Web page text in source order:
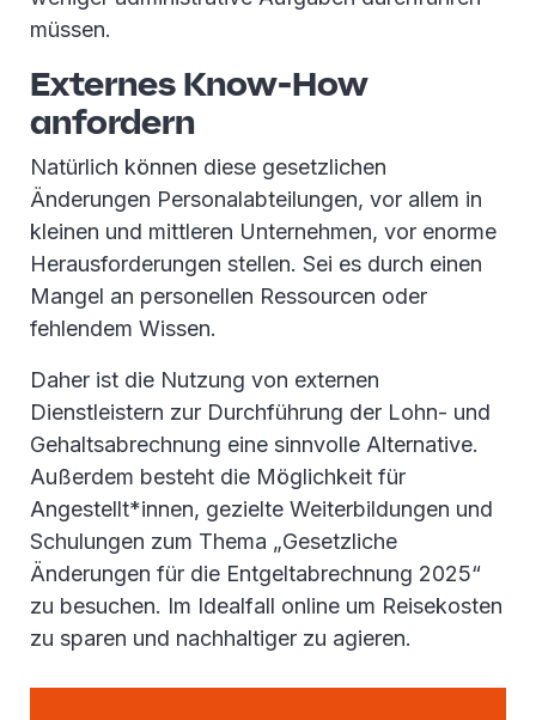
müssen.
Externes Know-How
anfordern
Natürlich können diese gesetzlichen
Änderungen Personalabteilungen, vor allem in
kleinen und mittleren Unternehmen, vor enorme
Herausforderungen stellen. Sei es durch einen
Mangel an personellen Ressourcen oder
fehlendem Wissen.
Daher ist die Nutzung von externen
Dienstleistern zur Durchführung der Lohn- und
Gehaltsabrechnung eine sinnvolle Alternative.
Außerdem besteht die Möglichkeit für
Angestellt*innen, gezielte Weiterbildungen und
Schulungen zum Thema „Gesetzliche
Änderungen für die Entgeltabrechnung 2025“
zu besuchen. Im Idealfall online um Reisekosten
zu sparen und nachhaltiger zu agieren.